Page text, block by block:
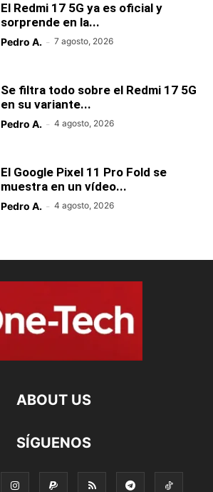
El Redmi 17 5G ya es oficial y
sorprende en la...
Pedro A. - 7 agosto, 2026
Se filtra todo sobre el Redmi 17 5G
en su variante...
Pedro A. - 4 agosto, 2026
El Google Pixel 11 Pro Fold se
muestra en un vídeo...
Pedro A. - 4 agosto, 2026
ABOUT US
SÍGUENOS